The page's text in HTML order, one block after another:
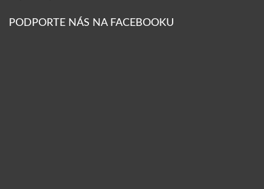
PODPORTE NÁS NA FACEBOOKU